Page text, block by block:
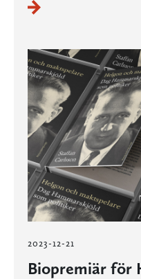
2023-12-21
Biopremiär för